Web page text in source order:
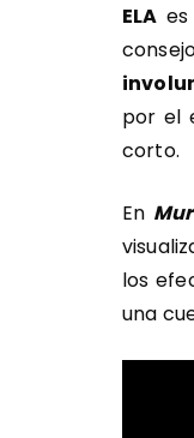
ELA
por el
corto.
En
los
una